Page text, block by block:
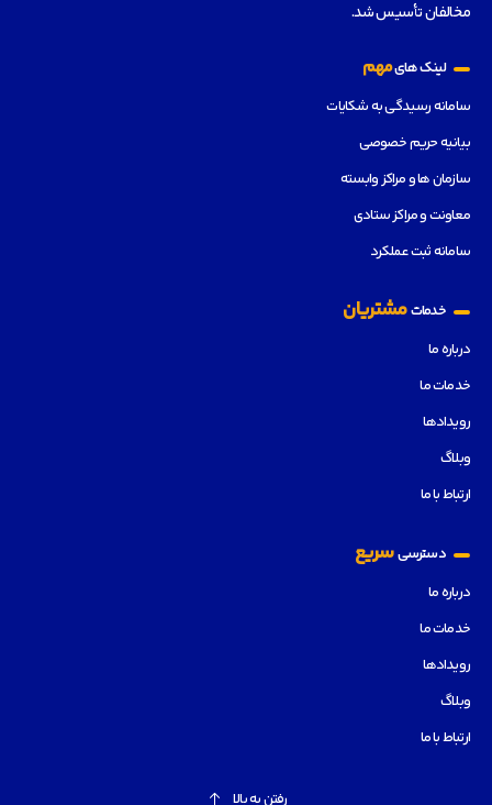
مخالفان تأسیس شد.
لینک هایمهم
سامانه رسیدگی به شکایات
بیانیه حریم خصوصی
سازمان ها و مراکز وابسته
معاونت و مراکز ستادی
سامانه ثبت عملکرد
خدماتمشتریان
درباره ما
خدمات ما
رویدادها
وبلاگ
ارتباط با ما
دسترسیسریع
درباره ما
خدمات ما
رویدادها
وبلاگ
ارتباط با ما
رفتن به بالا